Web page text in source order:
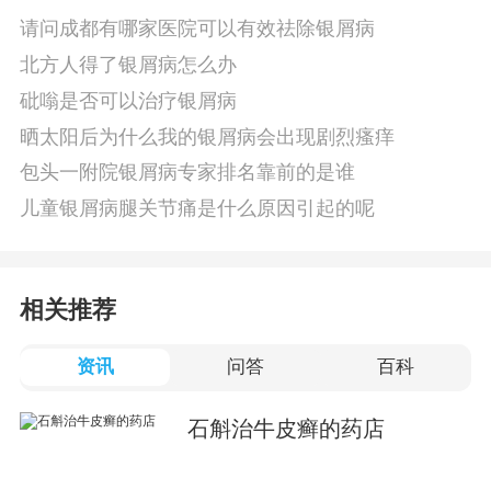
请问成都有哪家医院可以有效祛除银屑病
北方人得了银屑病怎么办
砒嗡是否可以治疗银屑病
晒太阳后为什么我的银屑病会出现剧烈瘙痒
包头一附院银屑病专家排名靠前的是谁
儿童银屑病腿关节痛是什么原因引起的呢
相关推荐
资讯 问答 百科
石斛治牛皮癣的药店